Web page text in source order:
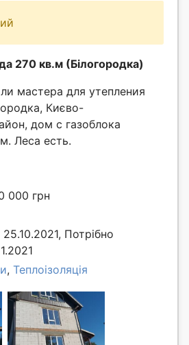
270 кв.м (Білогородка)
мастера для утепления
Києво-
дом с газоблока
Леса есть.
000 грн
Потрібно
, Теплоізоляція